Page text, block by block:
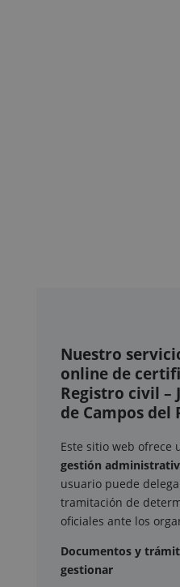
Nuestro
online de
Registro civil –
de Campos del
Este sitio web ofrece
gestión
usuario puede
tramitación de
oficiales ante los
Documentos y
gestionar